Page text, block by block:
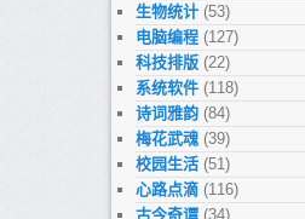
生物统计(53)
电脑编程(127)
科技排版(22)
系统软件(118)
诗词雅韵(84)
梅花武魂(39)
校园生活(51)
心路点滴(116)
古今奇谭(34)